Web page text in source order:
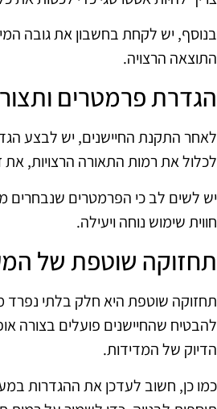
בנוסף, יש לקחת בחשבון את גובה
התוצאה הרצויה.
הגדרת פרמטרים
לאחר התקנת החיישנים, יש לבצע
לכלול את רמות התאורה הרצויות,
יש לשים לב כי הפרמטרים
חווית שימוש נוחה ויעילה.
תחזוקה שוטפת של
תחזוקה שוטפת היא חלק בלתי נפרד
להבטיח שהחיישנים פועלים בצורה
הדיוק של המדידות.
כמו כן, חשוב לעדכן את ההגדרות